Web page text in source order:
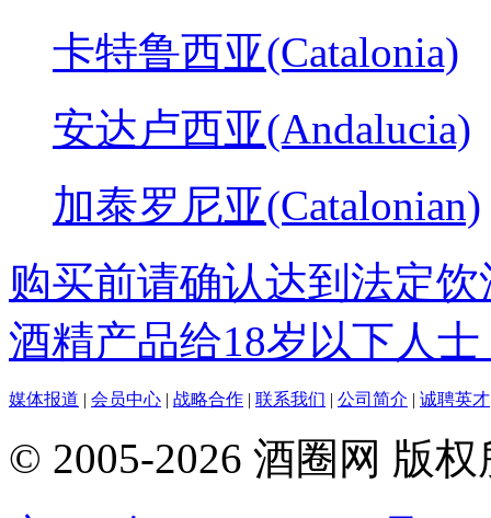
卡特鲁西亚(Catalonia)
安达卢西亚(Andalucia)
加泰罗尼亚(Catalonian)
购买前请确认达到法定
酒精产品给18岁以下人士
媒体报道 | 会员中心 | 战略合作 | 联系我们 | 公司简介 | 诚聘英才
© 2005-2026 酒圈网 版